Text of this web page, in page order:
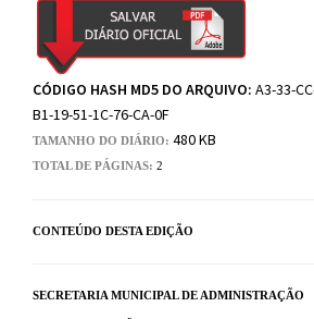
CÓDIGO HASH MD5 DO ARQUIVO: A3-33-
B1-19-51-1C-76-CA-0F
TAMANHO DO DIÁRIO: 480 KB
TOTAL DE PÁGINAS: 2
CONTEÚDO DESTA EDIÇÃO
SECRETARIA MUNICIPAL DE ADMINISTRAÇÃO